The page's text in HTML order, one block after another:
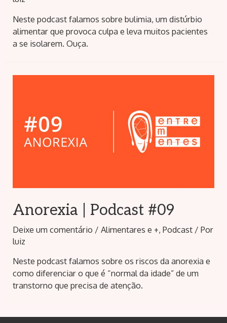
Neste podcast falamos sobre bulimia, um distúrbio
alimentar que provoca culpa e leva muitos pacientes
a se isolarem. Ouça.
Anorexia | Podcast #09
Deixe um comentário /Alimentares e +,Podcast / Por
luiz
Neste podcast falamos sobre os riscos da anorexia e
como diferenciar o que é “normal da idade” de um
transtorno que precisa de atenção.